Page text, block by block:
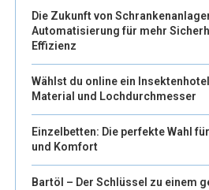
Die Zukunft von
Automatisierung für mehr
Effizienz
Wählst du online ein
Material und Lochdurchmesser
Einzelbetten: Die perfekte Wahl
und Komfort
Bartöl – Der Schlüssel zu einem